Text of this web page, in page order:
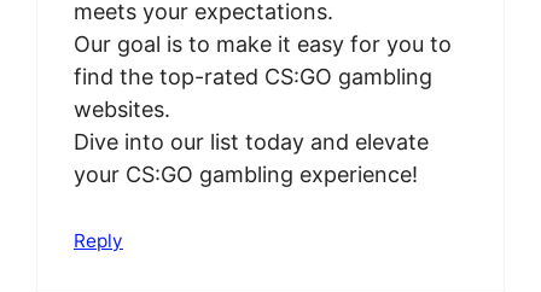
meets your expectations.
Our goal is to make it easy for you to
find the top-rated CS:GO gambling
websites.
Dive into our list today and elevate
your CS:GO gambling experience!
Reply